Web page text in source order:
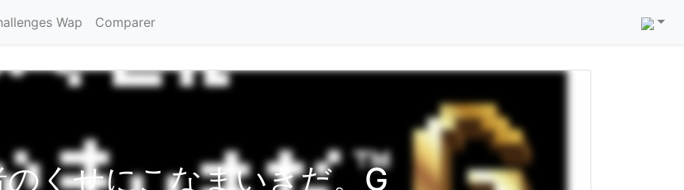
Wap Comparer
のくせにこなまいきだ。G